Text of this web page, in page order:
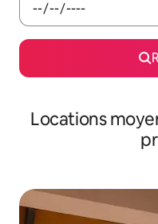
Locations